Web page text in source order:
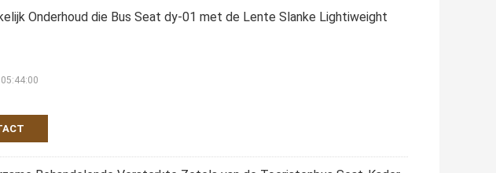
Onderhoud die Bus Seat dy-01 met de Lente Slanke Lightiweight